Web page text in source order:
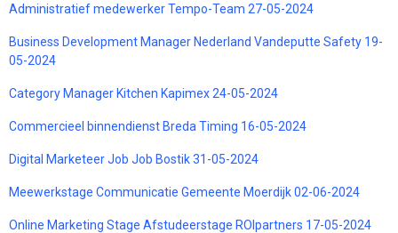
Administratief medewerker Tempo-Team 27-05-2024
Business Development Manager Nederland Vandeputte Safety 19-
05-2024
Category Manager Kitchen Kapimex 24-05-2024
Commercieel binnendienst Breda Timing 16-05-2024
Digital Marketeer Job Job Bostik 31-05-2024
Meewerkstage Communicatie Gemeente Moerdijk 02-06-2024
Online Marketing Stage Afstudeerstage ROIpartners 17-05-2024